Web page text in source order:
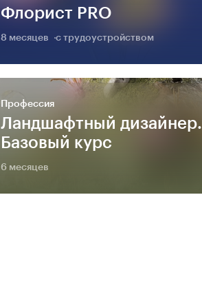
Флорист PRO
8 месяцев с трудоустройством
Профессия
Ландшафтный дизайнер.
Базовый курс
6 месяцев